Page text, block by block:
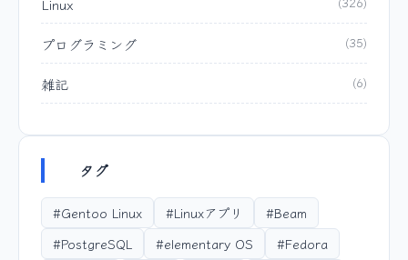
プログラミング (35)
雑記 (6)
タグ
#Gentoo Linux #Linuxアプリ
#Beam
#PostgreSQL
#elementary OS
#Fedora